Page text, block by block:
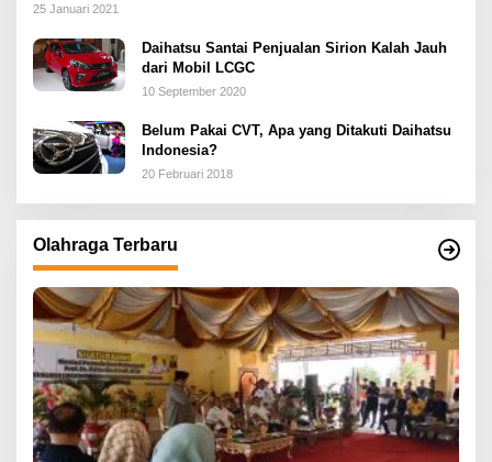
25 Januari 2021
Daihatsu Santai Penjualan Sirion Kalah Jauh
dari Mobil LCGC
10 September 2020
Belum Pakai CVT, Apa yang Ditakuti Daihatsu
Indonesia?
20 Februari 2018
Olahraga Terbaru